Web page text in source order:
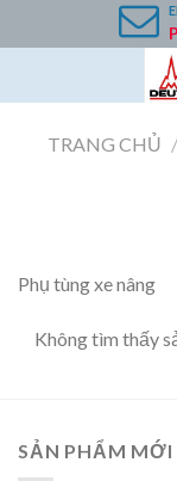
to
TRANG CHỦ /
Phụ tùng xe nâng
Không tìm thấy
SẢN PHẨM MỚI